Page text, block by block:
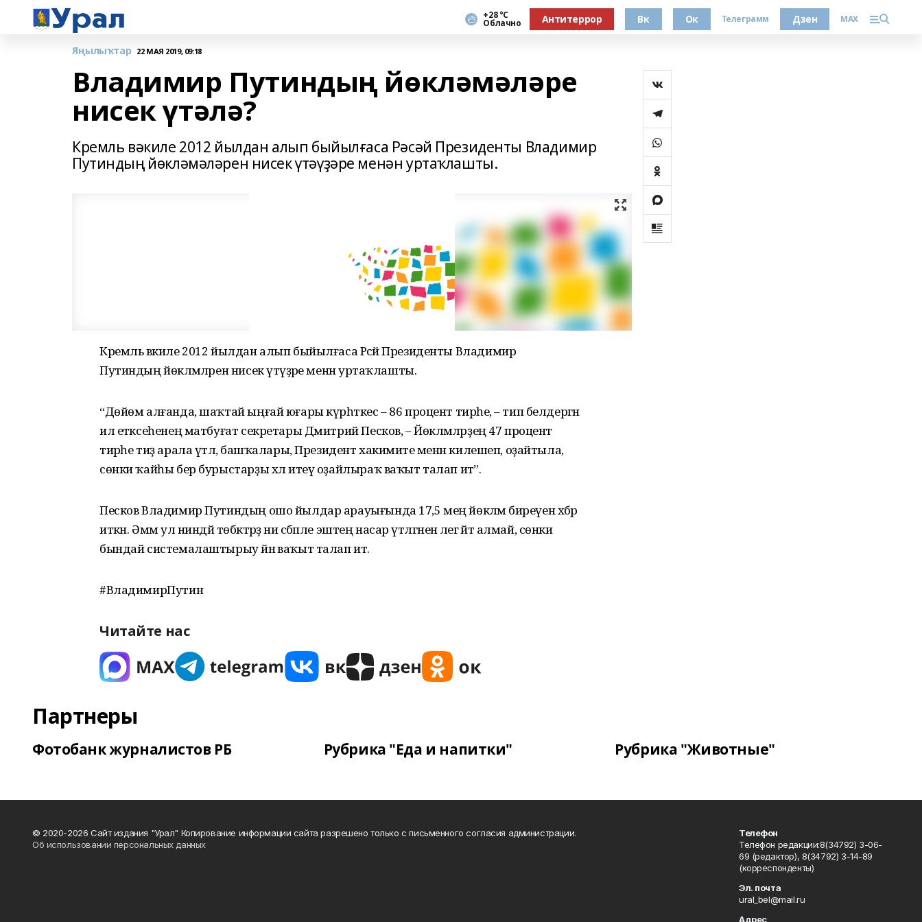
+28 °С
Облачно Антитеррор Вк Ок Телеграмм Дзен MAX
Яңылыҡтар 22 МАЯ 2019, 09:18
Владимир Путиндың йөкләмәләре
нисек үтәлә?
Кремль вәкиле 2012 йылдан алып быйылғаса Рәсәй Президенты Владимир
Путиндың йөкләмәләрен нисек үтәүҙәре менән уртаҡлашты.
Кремль вәкиле 2012 йылдан алып быйылғаса Рәсәй Президенты Владимир
Путиндың йөкләмәләрен нисек үтәүҙәре менән уртаҡлашты.
“Дөйөм алғанда, шаҡтай ыңғай юғары күрһәткес – 86 процент тирәһе, – тип белдергән
ил етәксеһенең матбуғат секретары Дмитрий Песков, – Йөкләмәләрҙең 47 процент
тирәһе тиҙ арала үтәлә, башҡалары, Президент хакимиәте менән килешеп, оҙайтыла,
сөнки ҡайһы бер бурыстарҙы хәл итеү оҙайлыраҡ ваҡыт талап итә”.
Песков Владимир Путиндың ошо йылдар арауығында 17,5 мең йөкләмә биреүен хәбәр
иткән. Әммә ул ниндәй төбәктәрҙә ни сәбәпле эштең насар үтәлгәнен әлегә әйтә алмай, сөнки
бындай системалаштырыу йәнә ваҡыт талап итә.
#ВладимирПутин
Читайте нас
Партнеры
Фотобанк журналистов РБ Рубрика "Еда и напитки" Рубрика "Животные"
© 2020-2026 Сайт издания "Урал" Копирование информации сайта разрешено только с письменного согласия администрации.
Об использовании персональных данных
Телефон
Телефон редакции:8(34792) 3-06-
69 (редактор), 8(34792) 3-14-89
(корреспонденты)
Эл. почта
ural_bel@mail.ru
Адрес